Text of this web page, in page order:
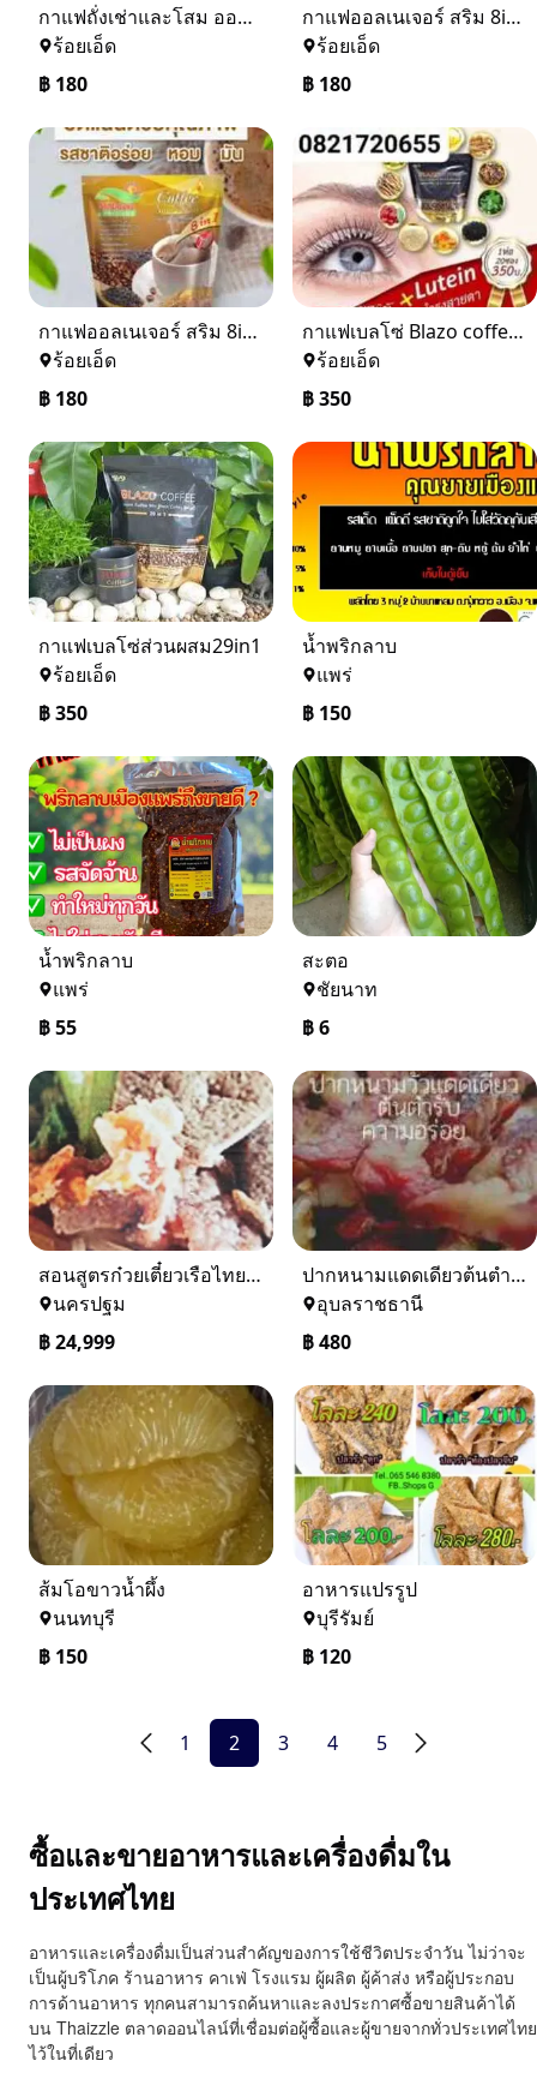
กาแฟถั่งเช่าและโสม​ ออลเนเจอร์​ หอมกลิ่นโสม​บำรุงกำลังบำรุงร่างกาย
ร้อยเอ็ด
฿ 180
กาแฟออลเนเจอร์​ สริม​ 8in1ผสมโสม​ งาดำ​ กระชายดำ​ ลดหิว​ หอมอร่อยดีต่อสุขภาพ
ร้อยเอ็ด
฿ 180
กาแฟออลเนเจอร์​ สริม​ 8in1คุมหิว​ ผสมโสมงาดำ​ กระชายดำ​ หอมอร่อย
ร้อยเอ็ด
฿ 180
กาแฟเบลโซ่​ Blazo​ coffee​ 28in1
ร้อยเอ็ด
฿350
กาแฟเบลโซ่ส่วนผสม29in1
ร้อยเอ็ด
฿350
น้ำพริกลาบ
แพร่
฿ 150
น้ำพริกลาบ
แพร่
฿55
สะตอ
ชัยนาท
฿6
สอนสูตรก๋วยเตี๋ยวเรือไทยแท้ดั้งเดิม
นครปฐม
฿24,999
ปากหนามแดดเดียวต้นตำหรับ ดังเมืองอุบล
อุบลราชธานี
฿480
ส้มโอขาวน้ำผึ้ง
นนทบุรี
฿ 150
อาหารแปรรูป
บุรีรัมย์
฿ 120
1 2 3 4 5
ซื้อและขายอาหารและเครื่องดื่มใน
ประเทศไทย
อาหารและเครื่องดื่มเป็นส่วนสำคัญของการใช้ชีวิตประจำวัน ไม่ว่าจะ
เป็นผู้บริโภค ร้านอาหาร คาเฟ่ โรงแรม ผู้ผลิต ผู้ค้าส่ง หรือผู้ประกอบ
การด้านอาหาร ทุกคนสามารถค้นหาและลงประกาศซื้อขายสินค้าได้
บน Thaizzle ตลาดออนไลน์ที่เชื่อมต่อผู้ซื้อและผู้ขายจากทั่วประเทศไทย
ไว้ในที่เดียว